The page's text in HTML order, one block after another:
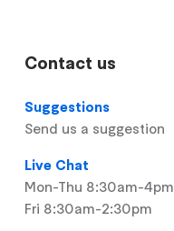
Contact us
Suggestions
Send us a suggestion
Live Chat
Mon-Thu 8:30am-4pm
Fri 8:30am-2:30pm